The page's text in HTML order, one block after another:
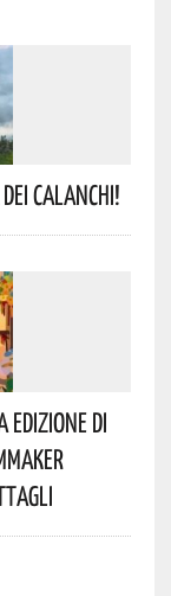
Calanchi!
Di